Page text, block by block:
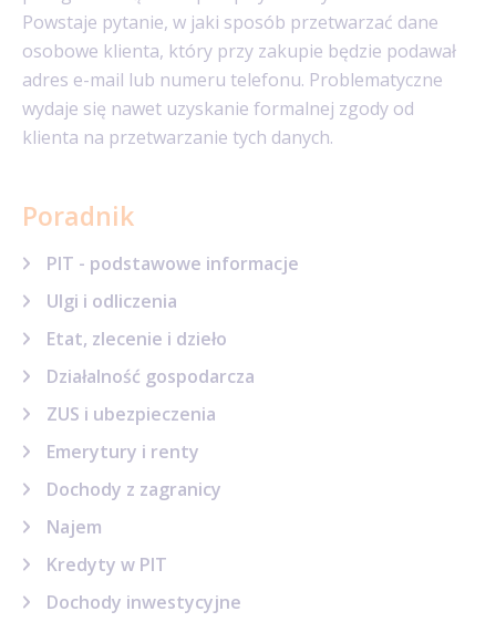
Powstaje pytanie, w jaki sposób przetwarzać dane
osobowe klienta, który przy zakupie będzie podawał
adres e-mail lub numeru telefonu. Problematyczne
wydaje się nawet uzyskanie formalnej zgody od
klienta na przetwarzanie tych danych.
Poradnik
PIT - podstawowe informacje
Ulgi i odliczenia
Etat, zlecenie i dzieło
Działalność gospodarcza
ZUS i ubezpieczenia
Emerytury i renty
Dochody z zagranicy
Najem
Kredyty w PIT
Dochody inwestycyjne